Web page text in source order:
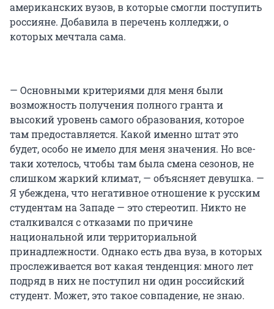
американских вузов, в которые смогли поступить
россияне. Добавила в перечень колледжи, о
которых мечтала сама.
— Основными критериями для меня были
возможность получения полного гранта и
высокий уровень самого образования, которое
там предоставляется. Какой именно штат это
будет, особо не имело для меня значения. Но все-
таки хотелось, чтобы там была смена сезонов, не
слишком жаркий климат, — объясняет девушка. —
Я убеждена, что негативное отношение к русским
студентам на Западе — это стереотип. Никто не
сталкивался с отказами по причине
национальной или территориальной
принадлежности. Однако есть два вуза, в которых
прослеживается вот какая тенденция: много лет
подряд в них не поступил ни один российский
студент. Может, это такое совпадение, не знаю.